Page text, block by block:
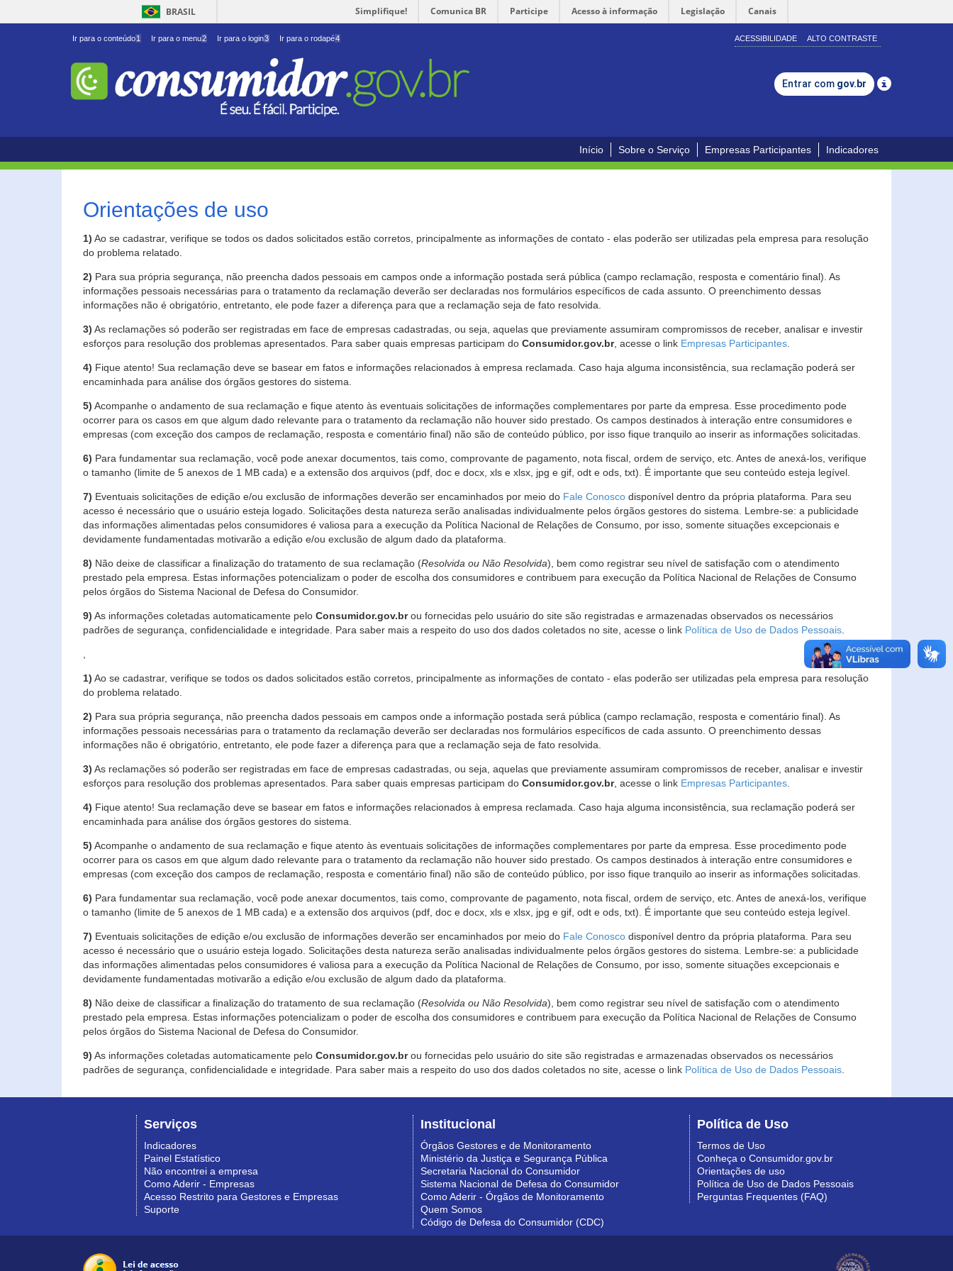
BRASIL Simplifique! Comunica BR Participe Acesso à informação Legislação Canais
Ir para o conteúdo1 Ir para o menu2 Ir para o login3 Ir para o rodapé4 ACESSIBILIDADE ALTO CONTRASTE
Entrar com gov.br
Início Sobre o Serviço Empresas Participantes Indicadores
Orientações de uso
1) Ao se cadastrar, verifique se todos os dados solicitados estão corretos, principalmente as informações de contato - elas poderão ser utilizadas pela empresa para resolução
do problema relatado.
2) Para sua própria segurança, não preencha dados pessoais em campos onde a informação postada será pública (campo reclamação, resposta e comentário final). As
informações pessoais necessárias para o tratamento da reclamação deverão ser declaradas nos formulários específicos de cada assunto. O preenchimento dessas
informações não é obrigatório, entretanto, ele pode fazer a diferença para que a reclamação seja de fato resolvida.
3) As reclamações só poderão ser registradas em face de empresas cadastradas, ou seja, aquelas que previamente assumiram compromissos de receber, analisar e investir
esforços para resolução dos problemas apresentados. Para saber quais empresas participam do Consumidor.gov.br, acesse o link Empresas Participantes
4) Fique atento! Sua reclamação deve se basear em fatos e informações relacionados à empresa reclamada. Caso haja alguma inconsistência, sua reclamação poderá ser
encaminhada para análise dos órgãos gestores do sistema.
5) Acompanhe o andamento de sua reclamação e fique atento às eventuais solicitações de informações complementares por parte da empresa. Esse procedimento pode
ocorrer para os casos em que algum dado relevante para o tratamento da reclamação não houver sido prestado. Os campos destinados à interação entre consumidores e
empresas (com exceção dos campos de reclamação, resposta e comentário final) não são de conteúdo público, por isso fique tranquilo ao inserir as informações solicitadas.
6) Para fundamentar sua reclamação, você pode anexar documentos, tais como, comprovante de pagamento, nota fiscal, ordem de serviço, etc. Antes de anexá-los, verifique
o tamanho (limite de 5 anexos de 1 MB cada) e a extensão dos arquivos (pdf, doc e docx, xls e xlsx, jpg e gif, odt e ods, txt). É importante que seu conteúdo esteja legível.
7) Eventuais solicitações de edição e/ou exclusão de informações deverão ser encaminhados por meio do Fale Conosco disponível dentro da própria plataforma. Para seu
acesso é necessário que o usuário esteja logado. Solicitações desta natureza serão analisadas individualmente pelos órgãos gestores do sistema. Lembre-se: a publicidade
das informações alimentadas pelos consumidores é valiosa para a execução da Política Nacional de Relações de Consumo, por isso, somente situações excepcionais e
devidamente fundamentadas motivarão a edição e/ou exclusão de algum dado da plataforma.
8) Não deixe de classificar a finalização do tratamento de sua reclamação (Resolvida ou Não Resolvida), bem como registrar seu nível de satisfação com o atendimento
prestado pela empresa. Estas informações potencializam o poder de escolha dos consumidores e contribuem para execução da Política Nacional de Relações de Consumo
pelos órgãos do Sistema Nacional de Defesa do Consumidor.
9) As informações coletadas automaticamente pelo Consumidor.gov.brou fornecidas pelo usuário do site são registradas e armazenadas observados os necessários
padrões de segurança, confidencialidade e integridade. Para saber mais a respeito do uso dos dados coletados no site, acesse o link Política de Uso de Dados Pessoais
1) Ao se cadastrar, verifique se todos os dados solicitados estão corretos, principalmente as informações de contato - elas poderão ser utilizadas pela empresa para resolução
do problema relatado.
2) Para sua própria segurança, não preencha dados pessoais em campos onde a informação postada será pública (campo reclamação, resposta e comentário final). As
informações pessoais necessárias para o tratamento da reclamação deverão ser declaradas nos formulários específicos de cada assunto. O preenchimento dessas
informações não é obrigatório, entretanto, ele pode fazer a diferença para que a reclamação seja de fato resolvida.
3) As reclamações só poderão ser registradas em face de empresas cadastradas, ou seja, aquelas que previamente assumiram compromissos de receber, analisar e investir
esforços para resolução dos problemas apresentados. Para saber quais empresas participam do Consumidor.gov.br, acesse o link Empresas Participantes
4) Fique atento! Sua reclamação deve se basear em fatos e informações relacionados à empresa reclamada. Caso haja alguma inconsistência, sua reclamação poderá ser
encaminhada para análise dos órgãos gestores do sistema.
5) Acompanhe o andamento de sua reclamação e fique atento às eventuais solicitações de informações complementares por parte da empresa. Esse procedimento pode
ocorrer para os casos em que algum dado relevante para o tratamento da reclamação não houver sido prestado. Os campos destinados à interação entre consumidores e
empresas (com exceção dos campos de reclamação, resposta e comentário final) não são de conteúdo público, por isso fique tranquilo ao inserir as informações solicitadas.
6) Para fundamentar sua reclamação, você pode anexar documentos, tais como, comprovante de pagamento, nota fiscal, ordem de serviço, etc. Antes de anexá-los, verifique
o tamanho (limite de 5 anexos de 1 MB cada) e a extensão dos arquivos (pdf, doc e docx, xls e xlsx, jpg e gif, odt e ods, txt). É importante que seu conteúdo esteja legível.
7) Eventuais solicitações de edição e/ou exclusão de informações deverão ser encaminhados por meio do Fale Conosco disponível dentro da própria plataforma. Para seu
acesso é necessário que o usuário esteja logado. Solicitações desta natureza serão analisadas individualmente pelos órgãos gestores do sistema. Lembre-se: a publicidade
das informações alimentadas pelos consumidores é valiosa para a execução da Política Nacional de Relações de Consumo, por isso, somente situações excepcionais e
devidamente fundamentadas motivarão a edição e/ou exclusão de algum dado da plataforma.
8) Não deixe de classificar a finalização do tratamento de sua reclamação (Resolvida ou Não Resolvida), bem como registrar seu nível de satisfação com o atendimento
prestado pela empresa. Estas informações potencializam o poder de escolha dos consumidores e contribuem para execução da Política Nacional de Relações de Consumo
pelos órgãos do Sistema Nacional de Defesa do Consumidor.
9) As informações coletadas automaticamente pelo Consumidor.gov.brou fornecidas pelo usuário do site são registradas e armazenadas observados os necessários
padrões de segurança, confidencialidade e integridade. Para saber mais a respeito do uso dos dados coletados no site, acesse o link Política de Uso de Dados Pessoais
Serviços
Indicadores
Painel Estatístico
Não encontrei a empresa
Como Aderir - Empresas
Acesso Restrito para Gestores e Empresas
Suporte
Institucional
Órgãos Gestores e de Monitoramento
Ministério da Justiça e Segurança Pública
Secretaria Nacional do Consumidor
Sistema Nacional de Defesa do Consumidor
Como Aderir - Órgãos de Monitoramento
Quem Somos
Código de Defesa do Consumidor (CDC)
Política de Uso
Termos de Uso
Conheça o Consumidor.gov.br
Orientações de uso
Política de Uso de Dados Pessoais
Perguntas Frequentes (FAQ)